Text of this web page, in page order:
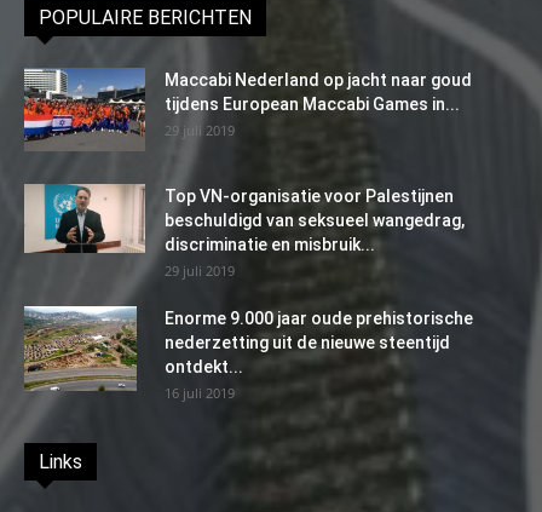
POPULAIRE BERICHTEN
Maccabi Nederland op jacht naar goud
tijdens European Maccabi Games in...
29 juli 2019
Top VN-organisatie voor Palestijnen
beschuldigd van seksueel wangedrag,
discriminatie en misbruik...
29 juli 2019
Enorme 9.000 jaar oude prehistorische
nederzetting uit de nieuwe steentijd
ontdekt...
16 juli 2019
Links